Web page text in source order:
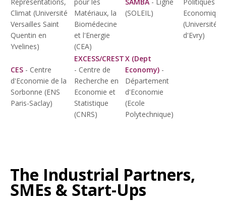
Climat (Université
Versailles Saint
Quentin en
Yvelines)
Matériaux, la
Biomédecine
et l'Energie
(CEA)
(SOLEIL)
(Université
d'Evry)
CES - Centre
d'Economie de la
Sorbonne (ENS
Paris-Saclay)
EXCESS/CREST
- Centre de
Recherche en
Economie et
Statistique
(CNRS)
X (Dept
Economy) -
Département
d'Economie
(Ecole
Polytechnique)
The Industrial Partners,
SMEs & Start-Ups